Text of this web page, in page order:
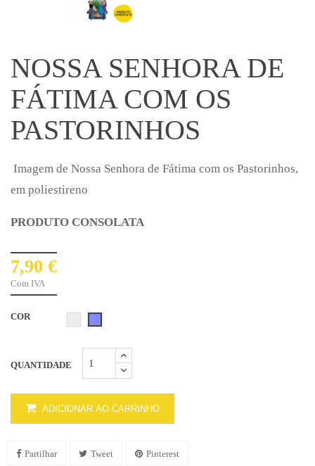
NOSSA SENHORA DE
FÁTIMA COM OS
PASTORINHOS
Imagem de Nossa Senhora de Fátima com os Pastorinhos,
em poliestireno
PRODUTO CONSOLATA
7,90 €
Com IVA
COR
QUANTIDADE
ADICIONAR AO CARRINHO
Partilhar Tweet Pinterest